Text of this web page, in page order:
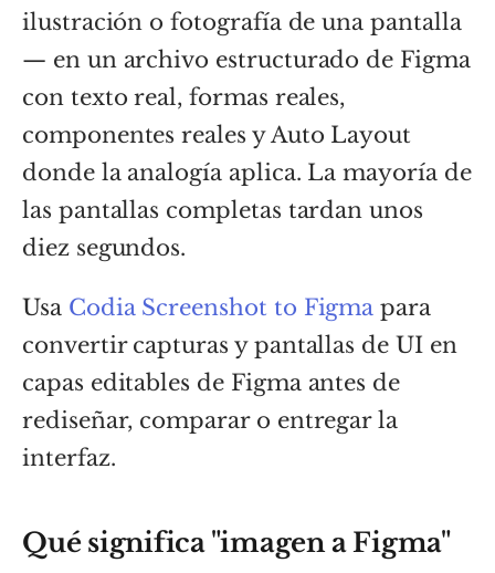
ilustración o fotografía de una pantalla
— en un archivo estructurado de Figma
con texto real, formas reales,
componentes reales y Auto Layout
donde la analogía aplica. La mayoría de
las pantallas completas tardan unos
diez segundos.
Usa Codia Screenshot to Figma para
convertir capturas y pantallas de UI en
capas editables de Figma antes de
rediseñar, comparar o entregar la
interfaz.
Qué significa "imagen a Figma"